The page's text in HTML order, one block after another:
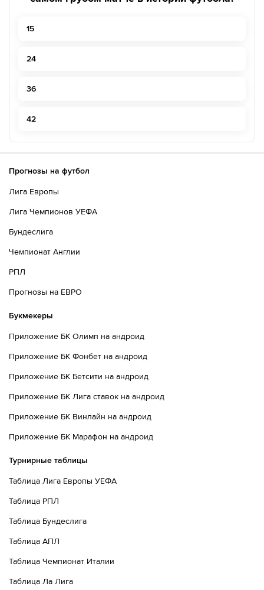
15
24
36
42
Прогнозы на футбол
Лига Европы
Лига Чемпионов УЕФА
Бундеслига
Чемпионат Англии
РПЛ
Прогнозы на ЕВРО
Букмекеры
Приложение БК Олимп на андроид
Приложение БК Фонбет на андроид
Приложение БК Бетсити на андроид
Приложение БК Лига ставок на андроид
Приложение БК Винлайн на андроид
Приложение БК Марафон на андроид
Турнирные таблицы
Таблица Лига Европы УЕФА
Таблица РПЛ
Таблица Бундеслига
Таблица АПЛ
Таблица Чемпионат Италии
Таблица Ла Лига